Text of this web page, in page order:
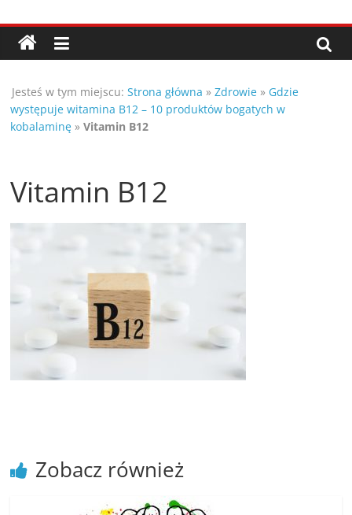
do
treści
Porady,
wskazówki
oraz
rady
–
poznaj
te
poradniki.
porady
i
Jesteś w tym miejscu: Strona główna »Zdrowie » Gdzie
występuje witamina B12 – 10 produktów bogatych w
kobalaminę »Vitamin B12
Vitamin B12
Zobacz również